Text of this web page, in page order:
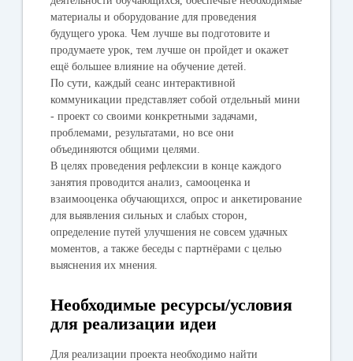
материалы и оборудование для проведения
будущего урока. Чем лучше вы подготовите и
продумаете урок, тем лучше он пройдет и окажет
ещё большее влияние на обучение детей.
По сути, каждый сеанс интерактивной
коммуникации представляет собой отдельный мини
- проект со своими конкретными задачами,
проблемами, результатами, но все они
объединяются общими целями.
В целях проведения рефлексии в конце каждого
занятия проводится анализ, самооценка и
взаимооценка обучающихся, опрос и анкетирование
для выявления сильных и слабых сторон,
определение путей улучшения не совсем удачных
моментов, а также беседы с партнёрами с целью
выяснения их мнения.
Необходимые ресурсы/условия
для реализации идеи
Для реализации проекта необходимо найти